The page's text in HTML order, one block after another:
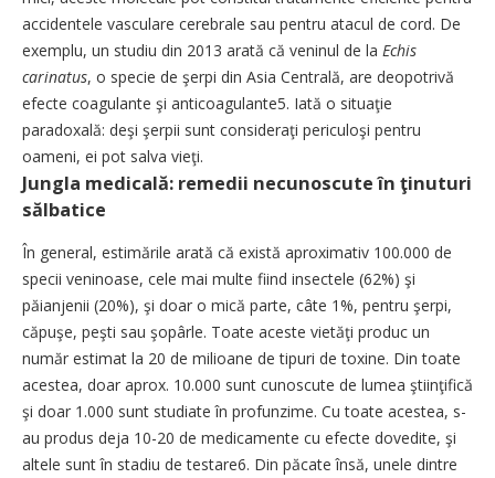
accidentele vasculare cerebrale sau pentru atacul de cord. De
exemplu, un studiu din 2013 arată că veninul de la Echis
carinatus, o specie de şerpi din Asia Centrală, are deopotrivă
efecte coagulante şi anticoagulante5. Iată o situaţie
paradoxală: deşi şerpii sunt consideraţi periculoşi pentru
oameni, ei pot salva vieţi.
Jungla medicală: remedii necunoscute în ţinuturi
sălbatice
În general, estimările arată că există aproximativ 100.000 de
specii veninoase, cele mai multe fiind insectele (62%) şi
păianjenii (20%), şi doar o mică parte, câte 1%, pentru şerpi,
căpuşe, peşti sau şopârle. Toate aceste vietăţi produc un
număr estimat la 20 de milioane de tipuri de toxine. Din toate
acestea, doar aprox. 10.000 sunt cunoscute de lumea ştiinţifică
şi doar 1.000 sunt studiate în profunzime. Cu toate acestea, s-
au produs deja 10-20 de medicamente cu efecte dovedite, şi
altele sunt în stadiu de testare6. Din păcate însă, unele dintre